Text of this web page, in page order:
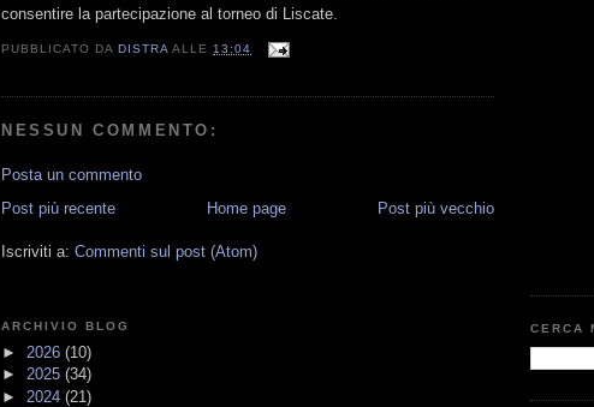
consentire la partecipazione al torneo di Liscate.
PUBBLICATO DA DISTRA ALLE13:04
NESSUN COMMENTO:
Posta un commento
Post più recente
Post più vecchio
Home page
Iscriviti a: Commenti sul post (Atom)
ARCHIVIO BLOG
► 2026 (10)
► 2025 (34)
► 2024 (21)
CERCA